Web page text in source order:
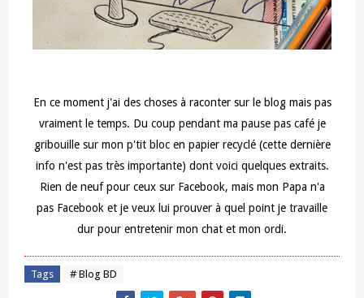
En ce moment j'ai des choses à raconter sur le blog mais pas
vraiment le temps. Du coup pendant ma pause pas café je
gribouille sur mon p'tit bloc en papier recyclé (cette dernière
info n'est pas très importante) dont voici quelques extraits.
Rien de neuf pour ceux sur Facebook, mais mon Papa n'a
pas Facebook et je veux lui prouver à quel point je travaille
dur pour entretenir mon chat et mon ordi.
Tags # Blog BD